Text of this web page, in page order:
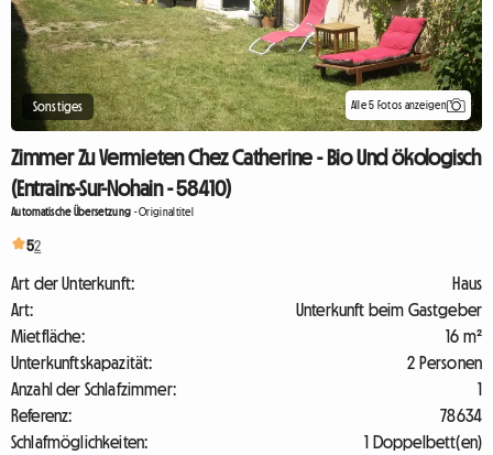
Sonstiges Alle 5 Fotos anzeigen
Zimmer Zu Vermieten Chez Catherine - Bio Und ökologisch
(Entrains-Sur-Nohain - 58410)
Automatische Übersetzung -Originaltitel
52
Art der Unterkunft:
Haus
Art:
Unterkunft beim Gastgeber
Mietfläche:
16 m²
Unterkunftskapazität:
2 Personen
Anzahl der Schlafzimmer:
1
Referenz:
78634
Schlafmöglichkeiten:
1 Doppelbett(en)